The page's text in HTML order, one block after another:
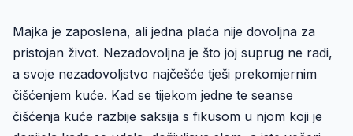
Majka je zaposlena, ali jedna plaća nije dovoljna za
pristojan život. Nezadovoljna je što joj suprug ne radi,
a svoje nezadovoljstvo najčešće tješi prekomjernim
čišćenjem kuće. Kad se tijekom jedne te seanse
čišćenja kuće razbije saksija s fikusom u njom koji je